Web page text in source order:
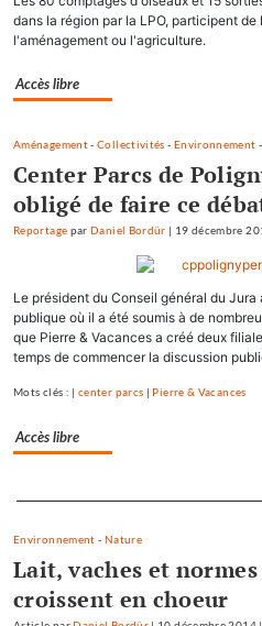
dans la région par la LPO, participent
l'aménagement ou l'agriculture.
Accès libre
Aménagement-Collectivités - Environnement -
Center Parcs de
obligé de faire ce
Reportage parDaniel Bordür | 19 décembre
Le président du Conseil général du
publique où il a été soumis à de
que Pierre & Vacances a créé deux
temps de commencer la discussion
Mots clés : |center parcs | Pierre & Vacances
Accès libre
Separateur
Environnement - Nature
Lait, vaches et
croissent en choeur